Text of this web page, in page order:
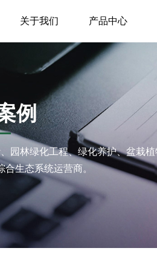
关于我们 产品中心
例
园林绿化工程、绿化养护、盆栽
生态系统运营商。